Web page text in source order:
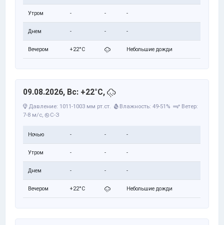
Утром - - -
Днем - - -
Вечером +22°C Небольшие дожди
09.08.2026, Вс: +22°C,
Давление: 1011-1003 мм рт.ст. Влажность: 49-51%
Ветер:
7-8 м/с, С-З
Ночью - - -
Утром - - -
Днем - - -
Вечером +22°C Небольшие дожди